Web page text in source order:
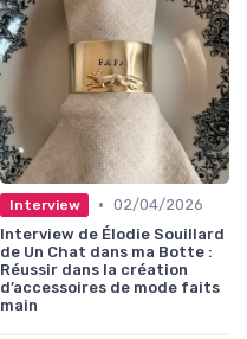
Interview • 02/04/2026
Interview de Élodie Souillard
de Un Chat dans ma Botte :
Réussir dans la création
d’accessoires de mode faits
main